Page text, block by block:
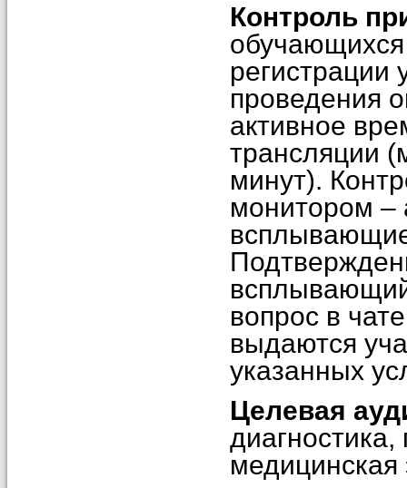
Контроль
регистрации
проведения
активное
трансляции
минут).
монитором –
всплывающие
вопрос в
выдаются
указанных
Целевая
медицинская